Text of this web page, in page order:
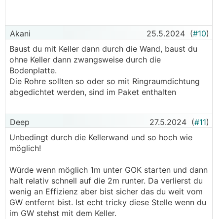
Akani 25.5.2024 (#10)
Baust du mit Keller dann durch die Wand, baust du
ohne Keller dann zwangsweise durch die
Bodenplatte.
Die Rohre sollten so oder so mit Ringraumdichtung
abgedichtet werden, sind im Paket enthalten
Deep 27.5.2024 (#11)
Unbedingt durch die Kellerwand und so hoch wie
möglich!
Würde wenn möglich 1m unter GOK starten und dann
halt relativ schnell auf die 2m runter. Da verlierst du
wenig an Effizienz aber bist sicher das du weit vom
GW entfernt bist. Ist echt tricky diese Stelle wenn du
im GW stehst mit dem Keller.